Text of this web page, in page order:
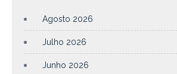
Agosto 2026
Julho 2026
Junho 2026